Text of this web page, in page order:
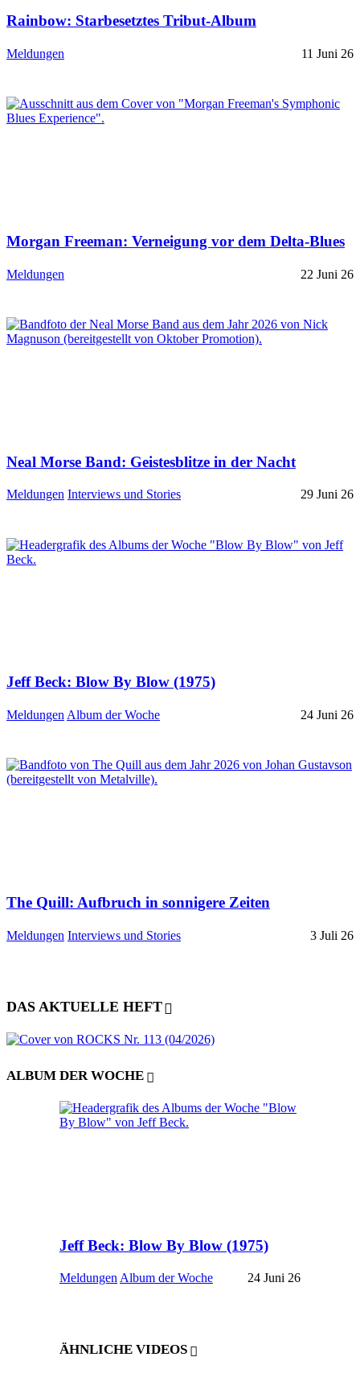
Rainbow: Starbesetztes Tribut-Album
Meldungen 11 Juni 26
Morgan Freeman: Verneigung vor dem Delta-Blues
Meldungen 22 Juni 26
Neal Morse Band: Geistesblitze in der Nacht
Meldungen Interviews und Stories 29 Juni 26
Jeff Beck: Blow By Blow (1975)
Meldungen Album der Woche 24 Juni 26
The Quill: Aufbruch in sonnigere Zeiten
Meldungen Interviews und Stories 3 Juli 26
DAS AKTUELLE HEFT
ALBUM DER WOCHE
Jeff Beck: Blow By Blow (1975)
Meldungen Album der Woche 24 Juni 26
ÄHNLICHE VIDEOS